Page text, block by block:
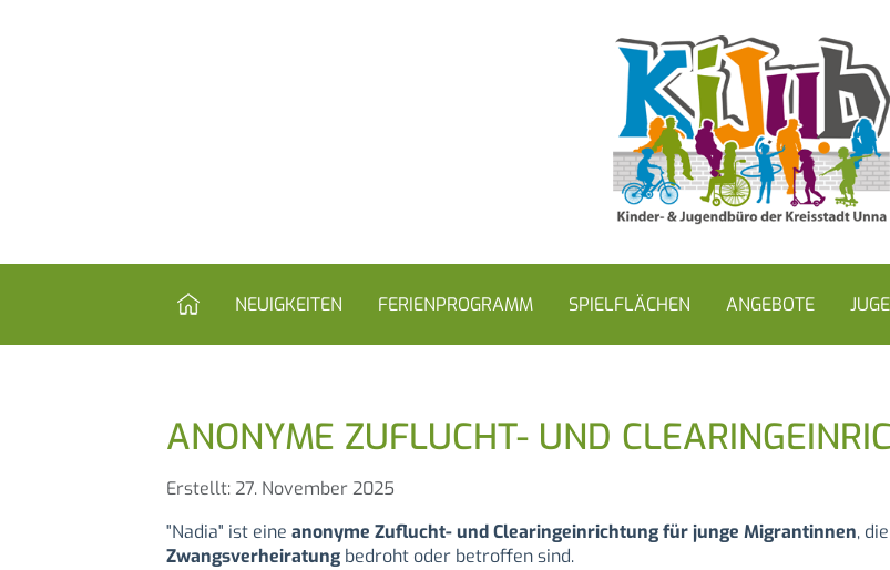
HOME NEUIGKEITEN FERIENPROGRAMM SPIELFLÄCHEN ANGEBOTE
ANONYME ZUFLUCHT- UND
Details
Erstellt: 27. November 2025
"Nadia" ist eine anonyme Zuflucht- und Clearingeinrichtung für junge Migrantinnen,
Zwangsverheiratung bedroht oder betroffen sind.